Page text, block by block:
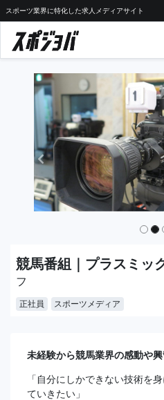
スポーツ業界に特化した求人メディアサイト
競馬番組｜プラスミッ
フ
正社員 スポーツメディア
未経験から競馬業界の感動や興
「自分にしかできない技術を
ていきたい」